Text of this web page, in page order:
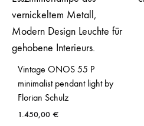
Vintage ONOS 55 P
minimalist pendant light by
Florian Schulz
1.450,00 €